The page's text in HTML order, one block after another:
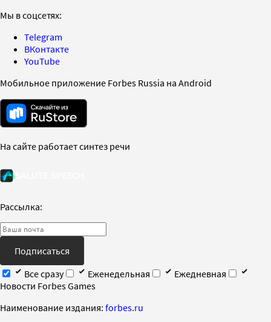
Мы в соцсетях:
Telegram
ВКонтакте
YouTube
Мобильное приложение Forbes Russia на Android
На сайте работает синтез речи
Рассылка:
Подписаться
Все сразу
Еженедельная
Ежедневная
Новости Forbes Games
Наименование издания: forbes.ru